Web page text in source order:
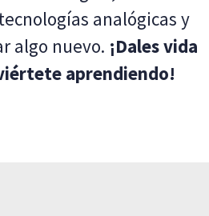
analógicas y
algo nuevo. ¡Dales vida
aprendiendo!